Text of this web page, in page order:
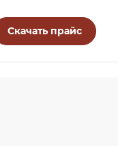
Скачать прайс